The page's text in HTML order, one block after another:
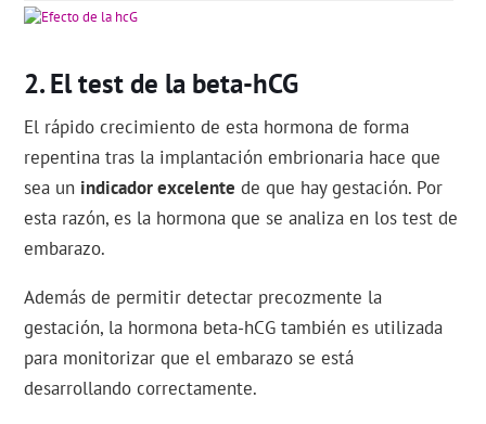
El test de la beta-hCG
El rápido crecimiento de esta hormona de forma
repentina tras la implantación embrionaria hace que
sea un indicador excelente de que hay gestación. Por
esta razón, es la hormona que se analiza en los test de
embarazo.
Además de permitir detectar precozmente la
gestación, la hormona beta-hCG también es utilizada
para monitorizar que el embarazo se está
desarrollando correctamente.